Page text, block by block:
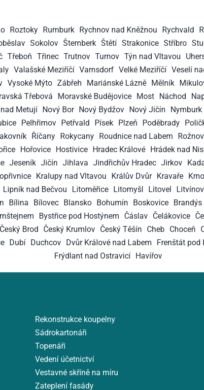
Roztoky Rumburk Rychnov nad Kněžnou Rychvald
Sokolov Šternberk Štětí Strakonice Stříbro
Třeboň Třinec Trutnov Turnov Týn nad Vltavou
Valašské Meziříčí Varnsdorf Velké Meziříčí Veselí
Vysoké Mýto Zábřeh Mariánské Lázně Mělník
Třebová Moravské Budějovice Most Náchod
Metují Nový Bor Nový Bydžov Nový Jičín Nymburk
Pelhřimov Petřvald Písek Plzeň Poděbrady
Říčany Rokycany Roudnice nad Labem
Hořovice Hostivice Hradec Králové Hrádek nad
Jeseník Jičín Jihlava Jindřichův Hradec Jirkov
Kralupy nad Vltavou Králův Dvůr Kravaře
Lipník nad Bečvou Litoměřice Litomyšl Litovel Litvínov
Bílina Bílovec Blansko Bohumín Boskovice
Bystřice pod Hostýnem Čáslav Čelákovice
Český Brod Český Krumlov Český Těšín Cheb Choceň
Dubí Duchcov Dvůr Králové nad Labem Frenštát pod
Frýdlant nad Ostravicí
Havířov
Rekonstrukce koupelny
Sádrokartonáři
Topenáři
Vedení účetnictví
Vestavné skříně na míru
Zateplení fasády